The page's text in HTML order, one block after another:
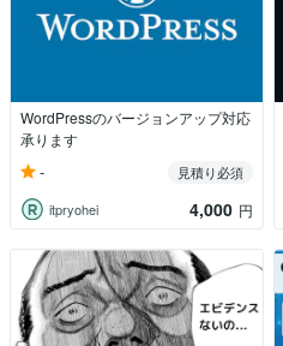
WordPressのバージョンアップ対応
承ります
-
見積り必須
itpryohei
4,000 円